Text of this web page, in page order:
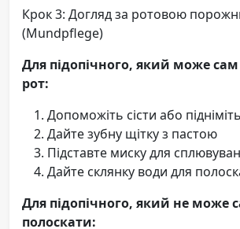
Крок 3: Догляд за ротовою
(Mundpflege)
Для підопічного, який може
рот:
Допоможіть сісти або
Дайте зубну щітку з пастою
Підставте миску для
Дайте склянку води для
Для підопічного, який не може
полоскати: